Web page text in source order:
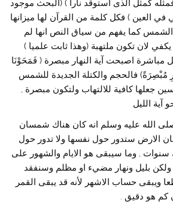
كمثل الذى استوقد نارا ) (البحث موجود
في العين ) فكل كلمة من القرآن لها ميزانها
الشمس كما يفهم من سياق النص انها لم
لان تكون ملتهبة (وهذا ثابت علميا )
مباشرة اصبحت آية النهار مبصرة ( فَمَحَوْنَا
مُبْصِرَةً) فالحجم والكتلة الجديدة للشمس
جعلها كافية للالتهاب ولتكون مبصرة ,
آية الليل
الله عليه وسلم انه كان هناك شمسان
الارض ستدور حول نفسها ولا تدور حول
, وما سيبقى هو الايام والشهور على
ولكن بليل ونهار مضيء او مظلم وسنفقد
ويبقى حساب الاشهر لأنه قد يبقى القمر
كم هو دقيق .